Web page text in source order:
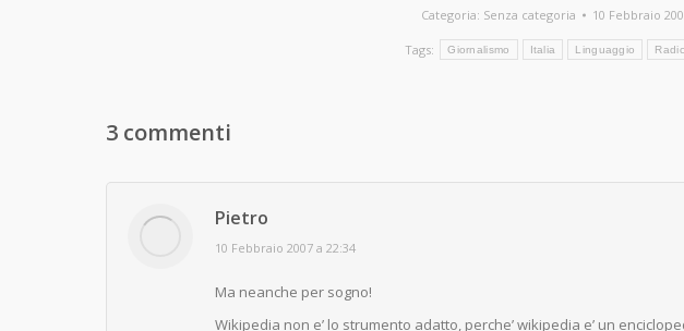
Categoria: Senza categoria 10 Febbraio
Tags: Giornalismo Italia Linguaggio
3 commenti
Pietro
says:
10 Febbraio 2007 a 22:34
Ma neanche per sogno!
Wikipedia non e’ lo strumento adatto, perche’ wikipedia e’ un